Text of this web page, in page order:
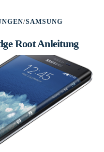
/SAMSUNG
Root Anleitung